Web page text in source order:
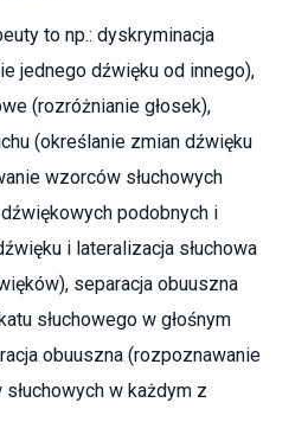
to np.: dyskryminacja
jednego dźwięku od innego),
(rozróżnianie głosek),
(określanie zmian dźwięku
wzorców słuchowych
podobnych i
i lateralizacja słuchowa
separacja obuuszna
słuchowego w głośnym
obuuszna (rozpoznawanie
w każdym z